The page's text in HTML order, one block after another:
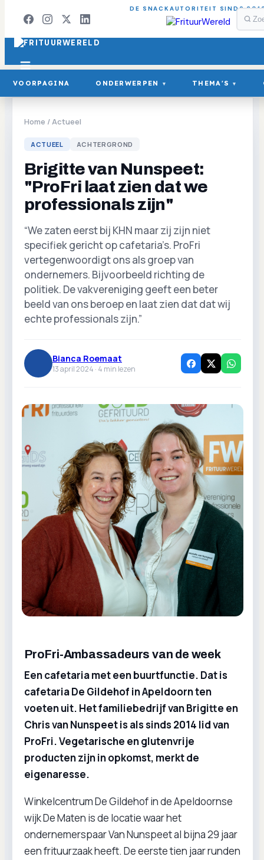
DE SNACKAUTORITEIT SINDS
VOORPAGINA ONDERWERPEN ▾ THEMA'S ▾
Home /Actueel
ACTUEEL ACHTERGROND
Brigitte van Nunspeet:
"ProFri laat zien dat we
professionals zijn"
“We zaten eerst bij KHN maar zij zijn niet
specifiek gericht op cafetaria’s. ProFri
vertegenwoordigt ons als groep van
ondernemers. Bijvoorbeeld richting de
politiek. De vakvereniging geeft een beter
beeld van ons beroep en laat zien dat dat wij
echte professionals zijn.”
Bianca Roemaat
13 april 2024 · 4 min lezen
ProFri-Ambassadeurs van de week
Een cafetaria met een buurtfunctie. Dat is
cafetaria De Gildehof in Apeldoorn ten
voeten uit. Het familiebedrijf van Brigitte en
Chris van Nunspeet is als sinds 2014 lid van
ProFri. Vegetarische en glutenvrije
producten zijn in opkomst, merkt de
eigenaresse.
Winkelcentrum De Gildehof in de Apeldoornse
wijk De Maten is de locatie waar het
ondernemerspaar Van Nunspeet al bijna 29 jaar
een frituurzaak heeft. De eerste tien jaar runden